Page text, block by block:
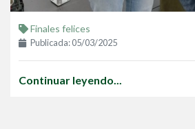
Finales felices
Publicada: 05/03/2025
Continuar leyendo...